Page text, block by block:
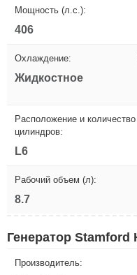
Мощность (л.с.):
406
Охлаждение:
Жидкостное
Расположение и количество
цилиндров:
L6
Рабочий объем (л):
8.7
Генератор Stamford
Производитель: